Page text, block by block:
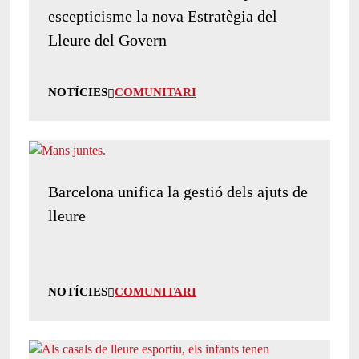
escepticisme la nova Estratègia del
Lleure del Govern
NOTÍCIES COMUNITARI
Barcelona unifica la gestió dels ajuts de
lleure
NOTÍCIES COMUNITARI